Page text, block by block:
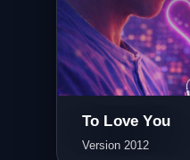
To Love You
Version 2012